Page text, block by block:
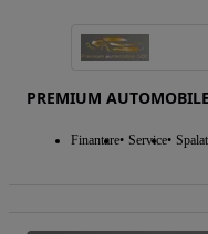
PREMIUM
Finantare Service